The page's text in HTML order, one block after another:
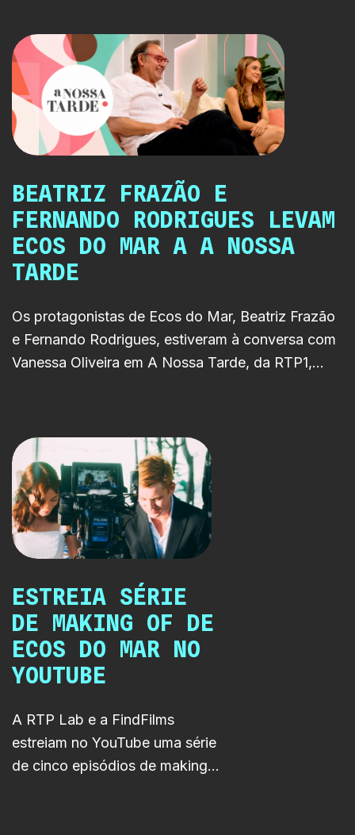
para a sua concretização. Foi
neste contexto que a RTP LAB
participou numa sessão de
pitchings promovida pela
Universidade Lusófona.
BEATRIZ FRAZÃO E
FERNANDO RODRIGUES LEVAM
ECOS DO MAR A A NOSSA
TARDE
Os protagonistas de Ecos do Mar, Beatriz Frazão
e Fernando Rodrigues, estiveram à conversa com
Vanessa Oliveira em A Nossa Tarde, da RTP1,
RTP Play.
ESTREIA SÉRIE
DE MAKING OF DE
ECOS DO MAR NO
YOUTUBE
A RTP Lab e a FindFilms
estreiam no YouTube uma série
de cinco episódios de making